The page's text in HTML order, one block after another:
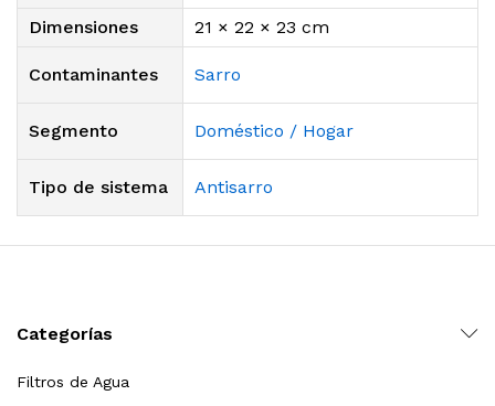
Dimensiones
21 × 22 × 23 cm
Contaminantes Sarro
Segmento Doméstico / Hogar
Tipo de sistema Antisarro
Categorías
Filtros de Agua